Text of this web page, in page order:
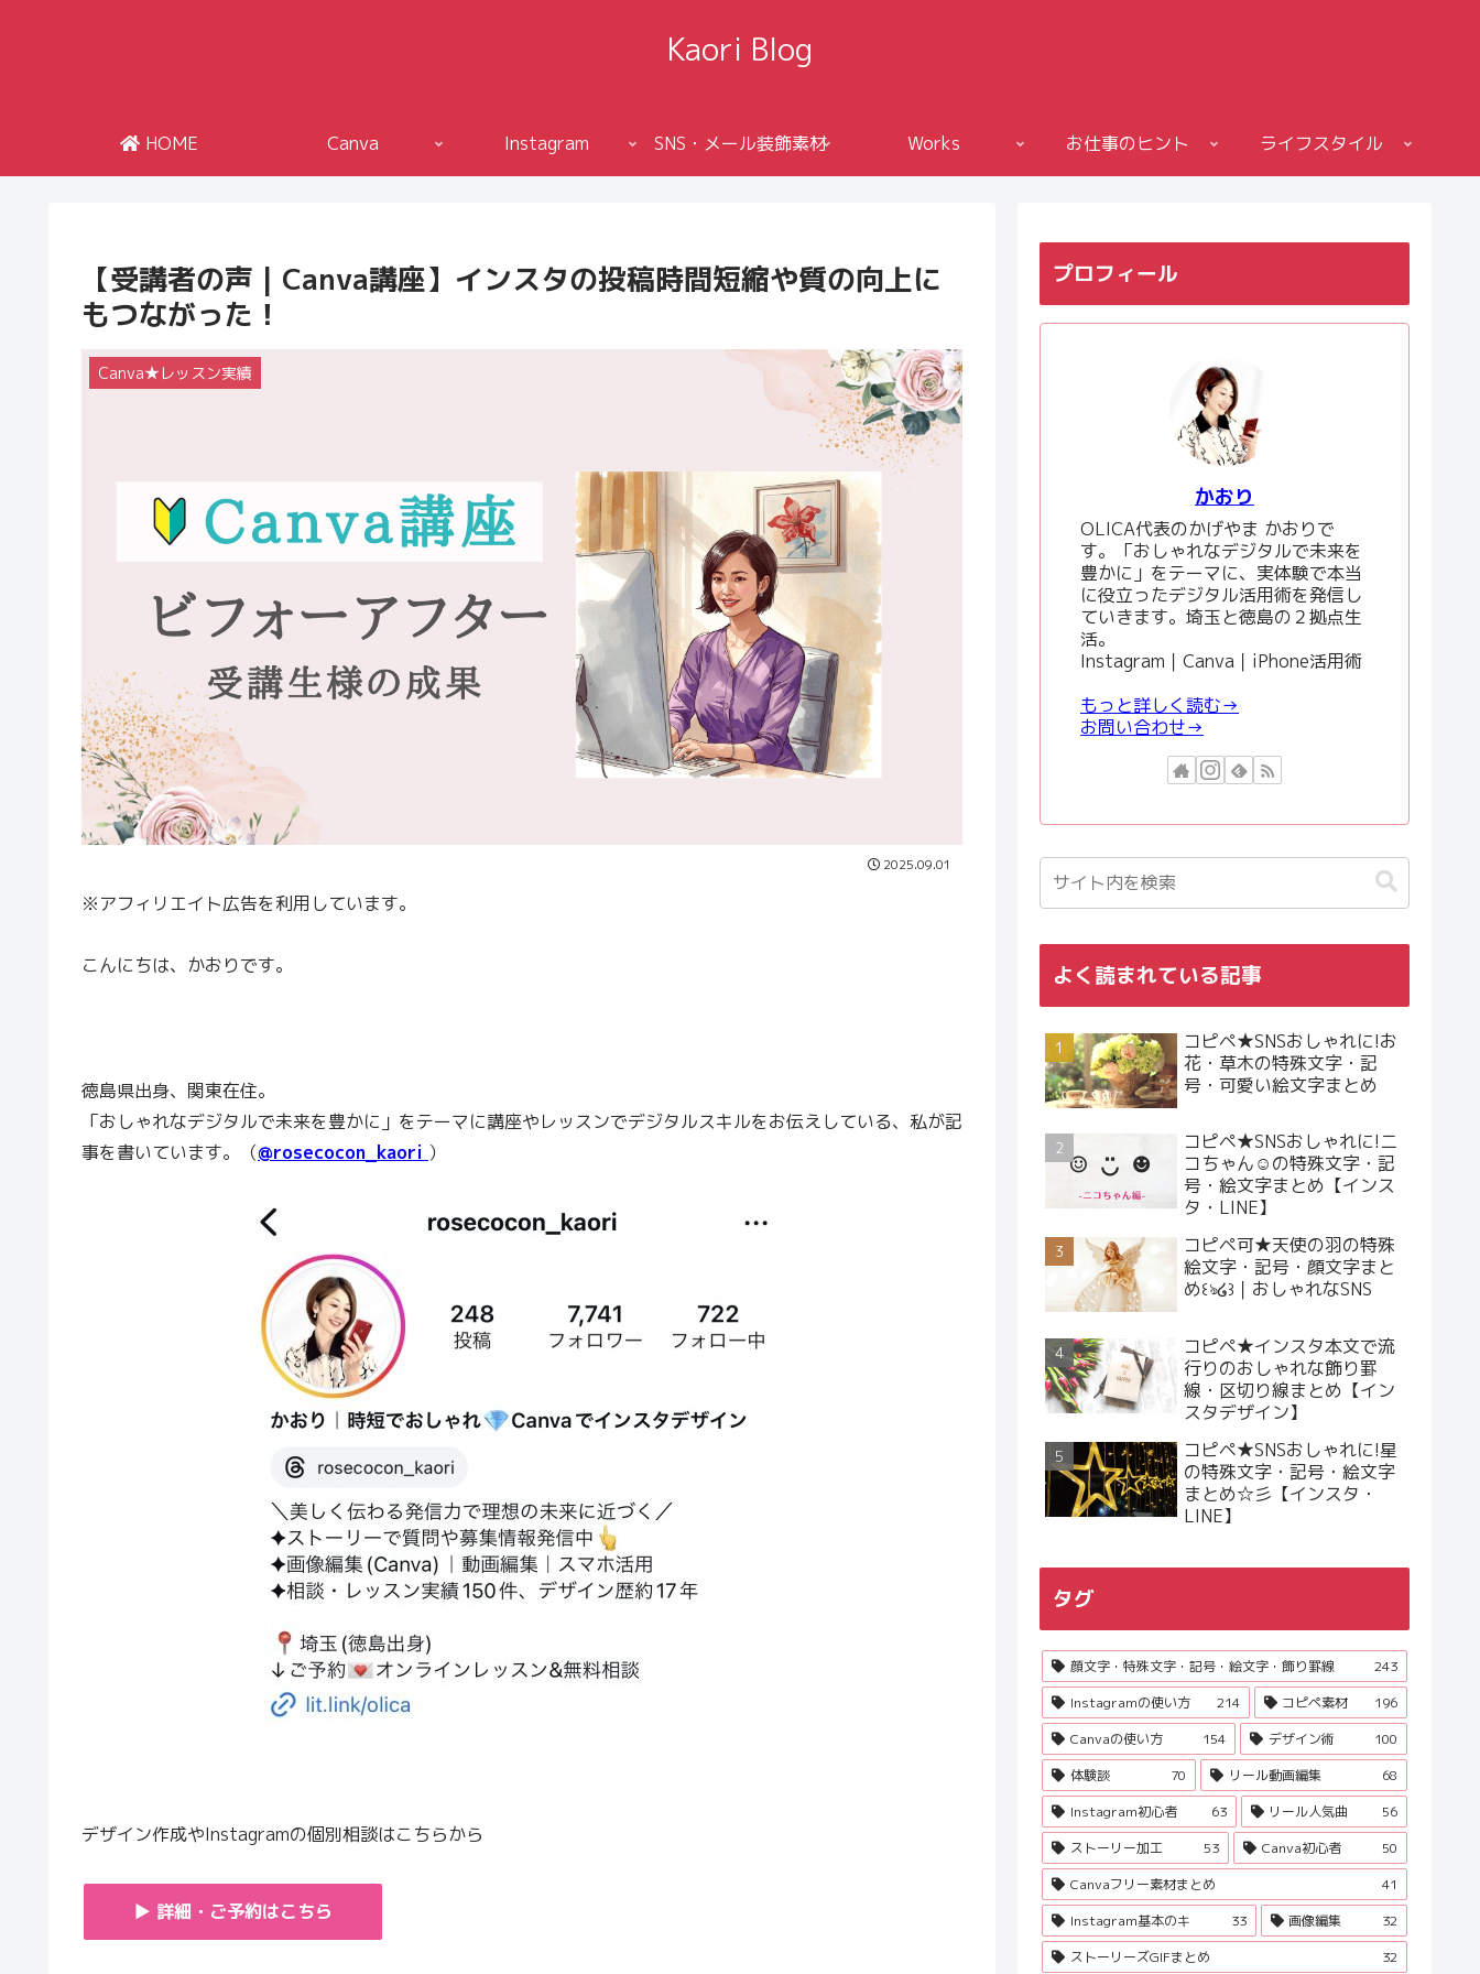
Kaori Blog
HOME Canva Instagram SNS・メール装飾素材 Works お仕事のヒント ライフスタイル
【受講者の声 | Canva講座】インスタの投稿時間短縮や質の向上に
もつながった！
Canva★レッスン実績
2025.09.01
※アフィリエイト広告を利用しています。
こんにちは、かおりです。
徳島県出身、関東在住。
「おしゃれなデジタルで未来を豊かに」をテーマに講座やレッスンでデジタルスキルをお伝えしている、私が記
事を書いています。（@rosecocon_kaori ）
デザイン作成やInstagramの個別相談はこちらから
▶ 詳細・ご予約はこちら
プロフィール
かおり
OLICA代表のかげやま かおりで
す。「おしゃれなデジタルで未来を
豊かに」をテーマに、実体験で本当
に役立ったデジタル活用術を発信し
ていきます。埼玉と徳島の２拠点生
活。
Instagram｜Canva｜iPhone活用術
もっと詳しく読む→
お問い合わせ→
よく読まれている記事
コピペ★SNSおしゃれに!お
花・草木の特殊文字・記
号・可愛い絵文字まとめ
コピペ★SNSおしゃれに!ニ
コちゃん☺︎の特殊文字・記
号・絵文字まとめ【インス
タ・LINE】
コピペ可★天使の羽の特殊
絵文字・記号・顔文字まと
め꒰ঌ໒꒱｜おしゃれなSNS
コピペ★インスタ本文で流
行りのおしゃれな飾り罫
線・区切り線まとめ【イン
スタデザイン】
コピペ★SNSおしゃれに!星
の特殊文字・記号・絵文字
まとめ☆彡【インスタ・
LINE】
タグ
顔文字・特殊文字・記号・絵文字・飾り罫線
243
Instagramの使い方
214 コピペ素材
196
Canvaの使い方
154 デザイン術
100
体験談
70 リール動画編集
68
Instagram初心者
63 リール人気曲
56
ストーリー加工
53 Canva初心者
50
Canvaフリー素材まとめ
41
Instagram基本のキ
33 画像編集
32
ストーリーズGIFまとめ
32